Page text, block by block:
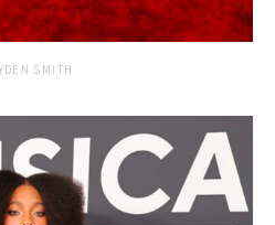
SMITH